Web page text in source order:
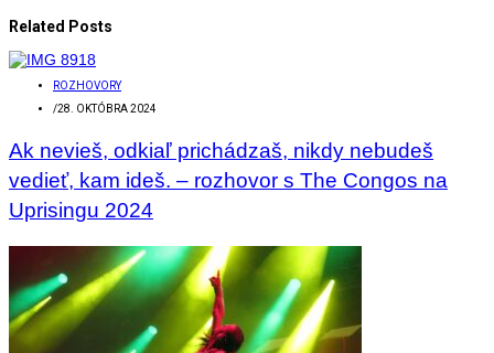
Related Posts
ROZHOVORY
/28. OKTÓBRA 2024
Ak nevieš, odkiaľ prichádzaš, nikdy nebudeš
vedieť, kam ideš. – rozhovor s The Congos na
Uprisingu 2024